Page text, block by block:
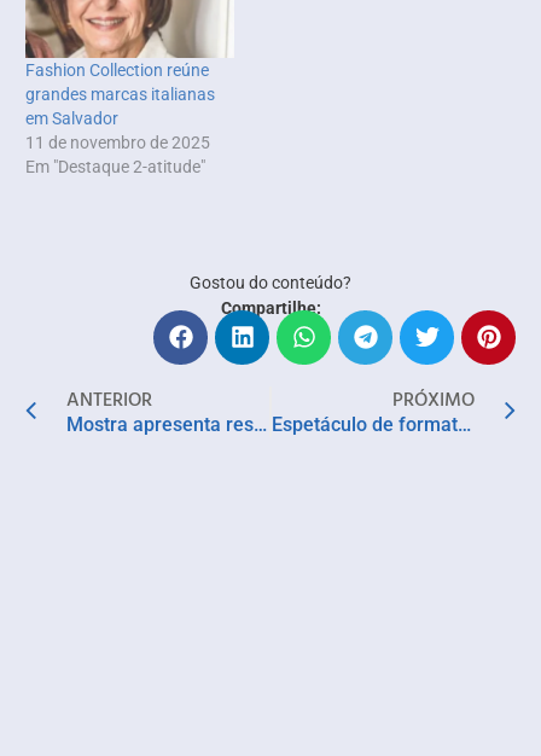
Fashion Collection reúne
grandes marcas italianas
em Salvador
11 de novembro de 2025
Em "Destaque 2-atitude"
Gostou do conteúdo?
Compartilhe:
ANTERIOR
Mostra apresenta resultados dos processos criativos da oficina de xilogravura do MAM
PRÓXIMO
Espetáculo de formatura “Charlie”, estreia no Teatro Martim Gonçalves